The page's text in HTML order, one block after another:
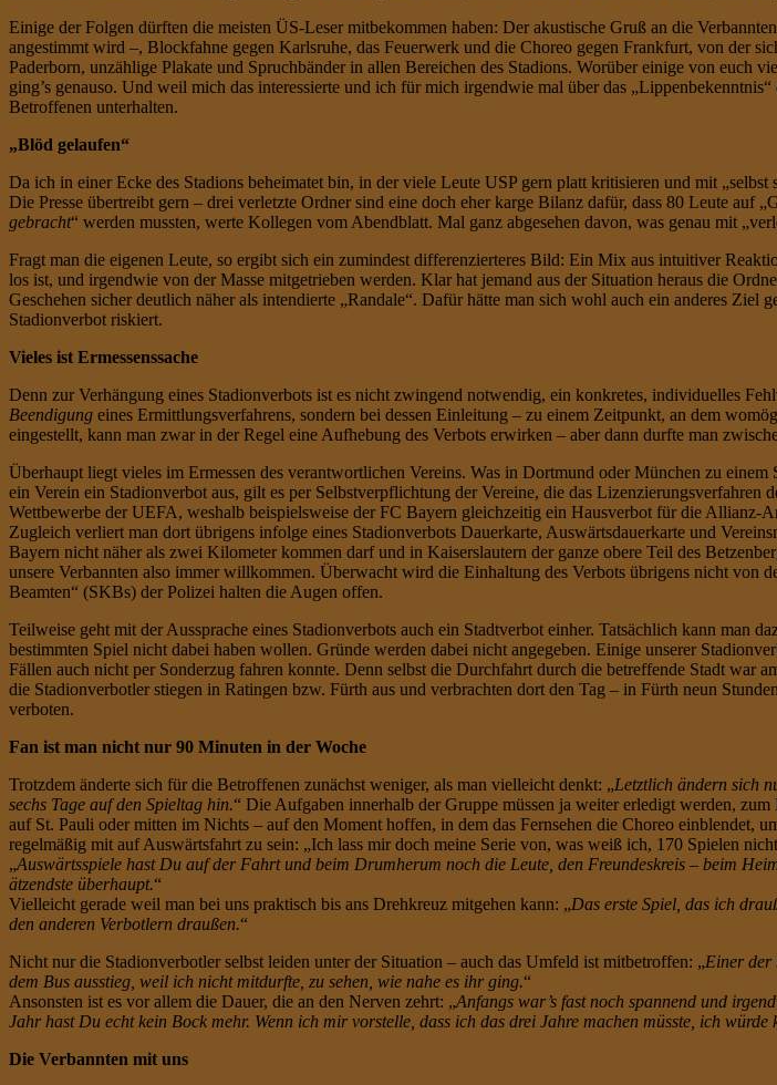
Einige der Folgen dürften die meisten ÜS-Leser mitbekommen haben: Der akustische Gruß an die
angestimmt wird –, Blockfahne gegen Karlsruhe, das Feuerwerk und die Choreo gegen Frankfurt, von der
Paderborn, unzählige Plakate und Spruchbänder in allen Bereichen des Stadions. Worüber einige von
ging’s genauso. Und weil mich das interessierte und ich für mich irgendwie mal über das
Betroffenen unterhalten.
„Blöd gelaufen“
Da ich in einer Ecke des Stadions beheimatet bin, in der viele Leute USP gern platt kritisieren und mit
Die Presse übertreibt gern – drei verletzte Ordner sind eine doch eher karge Bilanz dafür, dass 80 Leute auf
gebracht“ werden mussten, werte Kollegen vom Abendblatt. Mal ganz abgesehen davon, was genau mit
Fragt man die eigenen Leute, so ergibt sich ein zumindest differenzierteres Bild: Ein Mix aus intuitiver
los ist, und irgendwie von der Masse mitgetrieben werden. Klar hat jemand aus der Situation heraus die
Geschehen sicher deutlich näher als intendierte „Randale“. Dafür hätte man sich wohl auch ein anderes
Stadionverbot riskiert.
Vieles ist Ermessenssache
Denn zur Verhängung eines Stadionverbots ist es nicht zwingend notwendig, ein konkretes, individuelles
Beendigung eines Ermittlungsverfahrens, sondern bei dessen Einleitung – zu einem Zeitpunkt, an dem
eingestellt, kann man zwar in der Regel eine Aufhebung des Verbots erwirken – aber dann durfte man
Überhaupt liegt vieles im Ermessen des verantwortlichen Vereins. Was in Dortmund oder München zu
ein Verein ein Stadionverbot aus, gilt es per Selbstverpflichtung der Vereine, die das
Wettbewerbe der UEFA, weshalb beispielsweise der FC Bayern gleichzeitig ein Hausverbot für die
Zugleich verliert man dort übrigens infolge eines Stadionverbots Dauerkarte, Auswärtsdauerkarte und
Bayern nicht näher als zwei Kilometer kommen darf und in Kaiserslautern der ganze obere Teil des
unsere Verbannten also immer willkommen. Überwacht wird die Einhaltung des Verbots übrigens nicht von
Beamten“ (SKBs) der Polizei halten die Augen offen.
Teilweise geht mit der Aussprache eines Stadionverbots auch ein Stadtverbot einher. Tatsächlich kann man
bestimmten Spiel nicht dabei haben wollen. Gründe werden dabei nicht angegeben. Einige unserer
Fällen auch nicht per Sonderzug fahren konnte. Denn selbst die Durchfahrt durch die betreffende Stadt war
die Stadionverbotler stiegen in Ratingen bzw. Fürth aus und verbrachten dort den Tag – in Fürth neun
verboten.
Fan ist man nicht nur 90 Minuten in der Woche
Trotzdem änderte sich für die Betroffenen zunächst weniger, als man vielleicht denkt: „Letztlich ändern sich
sechs Tage auf den Spieltag hin.“ Die Aufgaben innerhalb der Gruppe müssen ja weiter erledigt werden,
auf St. Pauli oder mitten im Nichts – auf den Moment hoffen, in dem das Fernsehen die Choreo einblendet,
regelmäßig mit auf Auswärtsfahrt zu sein: „Ich lass mir doch meine Serie von, was weiß ich, 170 Spielen
„Auswärtsspiele hast Du auf der Fahrt und beim Drumherum noch die Leute, den Freundeskreis – beim
ätzendste überhaupt.“
Vielleicht gerade weil man bei uns praktisch bis ans Drehkreuz mitgehen kann: „Das erste Spiel, das ich
den anderen Verbotlern draußen.“
Nicht nur die Stadionverbotler selbst leiden unter der Situation – auch das Umfeld ist mitbetroffen: „Einer der
dem Bus ausstieg, weil ich nicht mitdurfte, zu sehen, wie nahe es ihr ging.“
Ansonsten ist es vor allem die Dauer, die an den Nerven zehrt: „Anfangs war’s fast noch spannend und
Jahr hast Du echt kein Bock mehr. Wenn ich mir vorstelle, dass ich das drei Jahre machen müsste, ich würde
Die Verbannten mit uns